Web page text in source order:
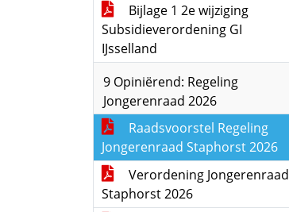
Bijlage 1 2e wijziging
Subsidieverordening GI
IJsselland
9 Opiniërend: Regeling
Jongerenraad 2026
Raadsvoorstel Regeling
Jongerenraad Staphorst 2026
Verordening Jongerenraad
Staphorst 2026